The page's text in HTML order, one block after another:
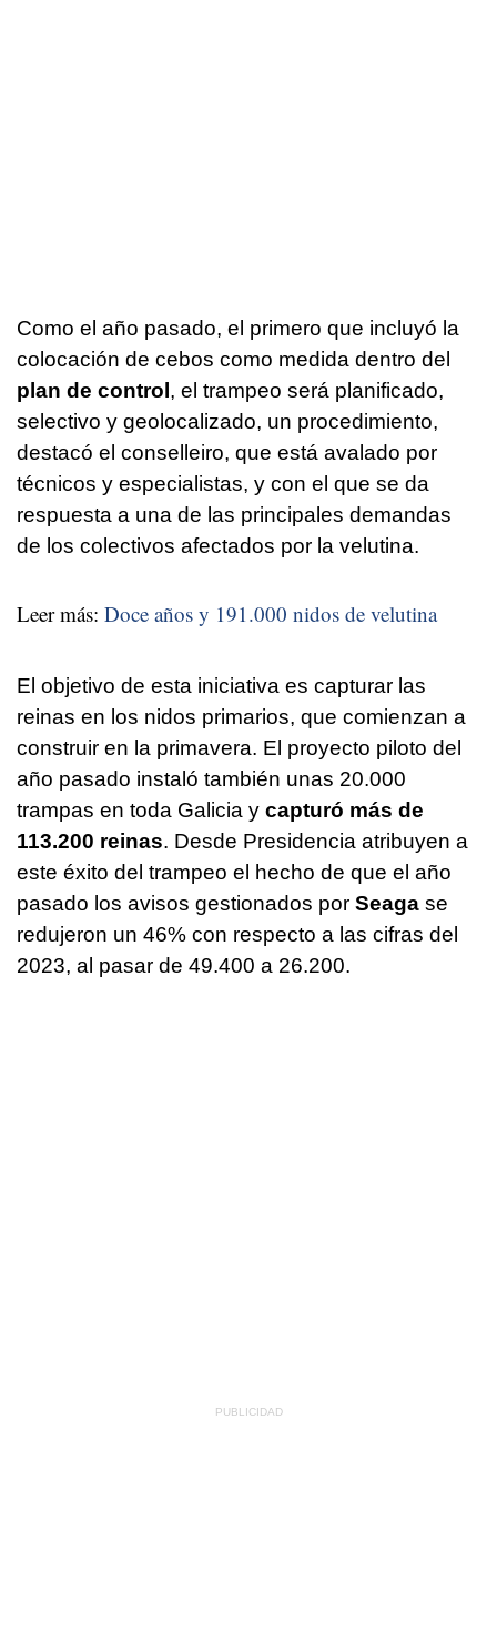
Como el año pasado, el primero que incluyó la
colocación de cebos como medida dentro del
plan de control, el trampeo será planificado,
selectivo y geolocalizado, un procedimiento,
destacó el conselleiro, que está avalado por
técnicos y especialistas, y con el que se da
respuesta a una de las principales demandas
de los colectivos afectados por la velutina.
Leer más: Doce años y 191.000 nidos de velutina
El objetivo de esta iniciativa es capturar las
reinas en los nidos primarios, que comienzan a
construir en la primavera. El proyecto piloto del
año pasado instaló también unas 20.000
trampas en toda Galicia y capturó más de
113.200 reinas. Desde Presidencia atribuyen a
este éxito del trampeo el hecho de que el año
pasado los avisos gestionados por Seaga se
redujeron un 46% con respecto a las cifras del
2023, al pasar de 49.400 a 26.200.